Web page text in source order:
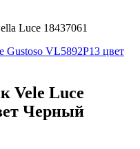
Luce 18437061
Vele Luce
Черный